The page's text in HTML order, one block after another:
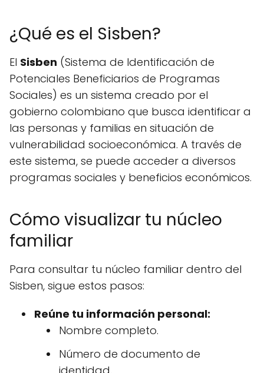
¿Qué es el Sisben?
El Sisben (Sistema de Identificación de
Potenciales Beneficiarios de Programas
Sociales) es un sistema creado por el
gobierno colombiano que busca identificar a
las personas y familias en situación de
vulnerabilidad socioeconómica. A través de
este sistema, se puede acceder a diversos
programas sociales y beneficios económicos.
Cómo visualizar tu núcleo
familiar
Para consultar tu núcleo familiar dentro del
Sisben, sigue estos pasos:
Reúne tu información personal:
Nombre completo.
Número de documento de